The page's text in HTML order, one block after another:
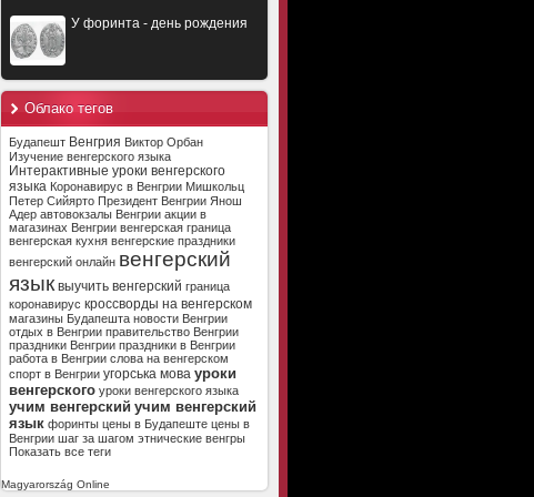
У форинта - день рождения
Облако тегов
Будапешт Венгрия Виктор Орбан
Изучение венгерского языка
Интерактивные уроки венгерского
языка Коронавирус в Венгрии Мишкольц
Петер Сийярто Президент Венгрии Янош
Адер автовокзалы Венгрии акции в
магазинах Венгрии венгерская граница
венгерская кухня венгерские праздники
венгерский онлайн венгерский
язык выучить венгерский граница
коронавирус кроссворды на венгерском
магазины Будапешта новости Венгрии
отдых в Венгрии правительство Венгрии
праздники Венгрии праздники в Венгрии
работа в Венгрии слова на венгерском
спорт в Венгрии угорська мова уроки
венгерского уроки венгерского языка
учим венгерский учим венгерский
язык форинты цены в Будапеште цены в
Венгрии шаг за шагом этнические венгры
Показать все теги
Magyarország Online